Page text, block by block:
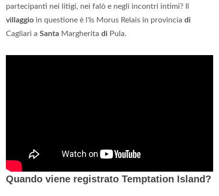
partecipanti nei litigi, nei falò e negli incontri intimi? Il
villaggio in questione è l'Is Morus Relais in provincia di
Cagliari a Santa Margherita di Pula.
Quando viene registrato Temptation Island?